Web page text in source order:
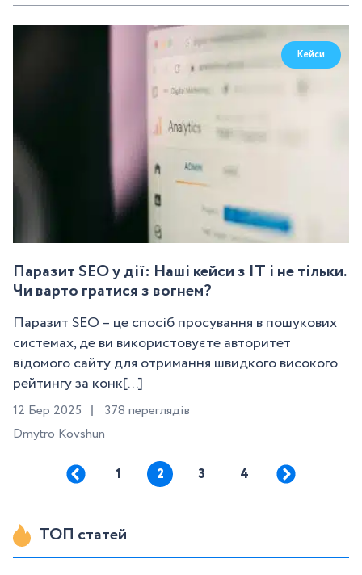
Кейси
Паразит SEO у дії: Наші кейси з IT і не тільки.
Чи варто гратися з вогнем?
Паразит SEO – це спосіб просування в пошукових
системах, де ви використовуєте авторитет
відомого сайту для отримання швидкого високого
рейтингу за конк[...]
12 Бер 2025
378 переглядів
Dmytro Kovshun
1 2 3 4
ТОП статей